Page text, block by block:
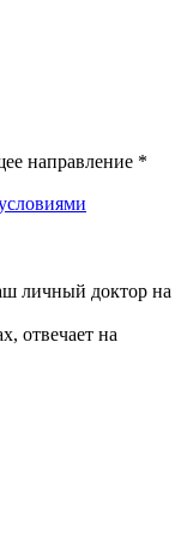
направление *
личный доктор на
отвечает на